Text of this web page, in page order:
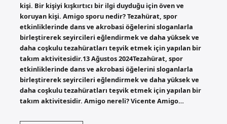
kişi. Bir kişiyi kışkırtıcı bir ilgi duyduğu için öven ve
koruyan kişi. Amigo sporu nedir? Tezahürat, spor
etkinliklerinde dans ve akrobasi öğelerini sloganlarla
birleştirerek seyircileri eğlendirmek ve daha yüksek ve
daha coşkulu tezahüratları teşvik etmek için yapılan bir
takım aktivitesidir.13 Ağustos 2024Tezahürat, spor
etkinliklerinde dans ve akrobasi öğelerini sloganlarla
birleştirerek seyircileri eğlendirmek ve daha yüksek ve
daha coşkulu tezahüratları teşvik etmek için yapılan bir
takım aktivitesidir. Amigo nereli? Vicente Amigo…